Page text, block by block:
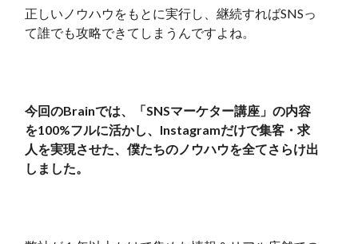
正しいノウハウをもとに実行し、継続すればSNSっ
て誰でも攻略できてしまうんですよね。
今回のBrainでは、「SNSマーケター講座」の内容
を100%フルに活かし、Instagramだけで集客・求
人を実現させた、僕たちのノウハウを全てさらけ出
しました。